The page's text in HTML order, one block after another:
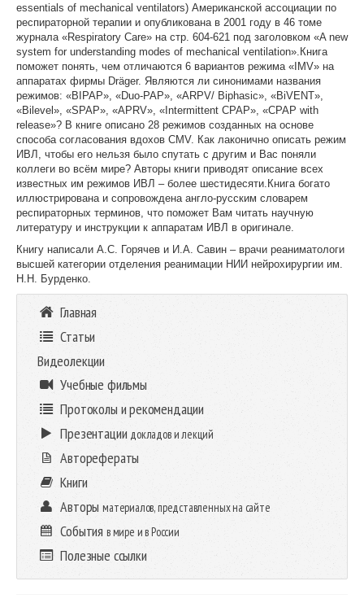
essentials of mechanical ventilators) Американской ассоциации по
респираторной терапии и опубликована в 2001 году в 46 томе
журнала «Respiratory Care» на стр. 604-621 под заголовком «A new
system for understanding modes of mechanical ventilation».Книга
поможет понять, чем отличаются 6 вариантов режима «IMV» на
аппаратах фирмы Dräger. Являются ли синонимами названия
режимов: «BIPAP», «Duo-PAP», «ARPV/ Biphasic», «BiVENT»,
«Bilevel», «SPAP», «APRV», «Intermittent CPAP», «CPAP with
release»? В книге описано 28 режимов созданных на основе
способа согласования вдохов CMV. Как лаконично описать режим
ИВЛ, чтобы его нельзя было спутать с другим и Вас поняли
коллеги во всём мире? Авторы книги приводят описание всех
известных им режимов ИВЛ – более шестидесяти.Книга богато
иллюстрирована и сопровождена англо-русским словарем
респираторных терминов, что поможет Вам читать научную
литературу и инструкции к аппаратам ИВЛ в оригинале.
Книгу написали А.С. Горячев и И.А. Савин – врачи реаниматологи
высшей категории отделения реанимации НИИ нейрохирургии им.
Н.Н. Бурденко.
Главная
Статьи
Видеолекции
Учебные фильмы
Протоколы и рекомендации
Презентации докладов и лекций
Авторефераты
Книги
Авторыматериалов, представленных на сайте
События в мире и в России
Полезные ссылки